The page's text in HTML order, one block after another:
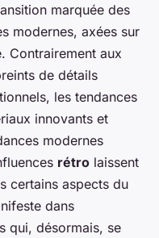
marquée des
modernes, axées sur
Contrairement aux
de détails
les tendances
innovants et
modernes
rétro laissent
certains aspects du
dans
qui, désormais, se